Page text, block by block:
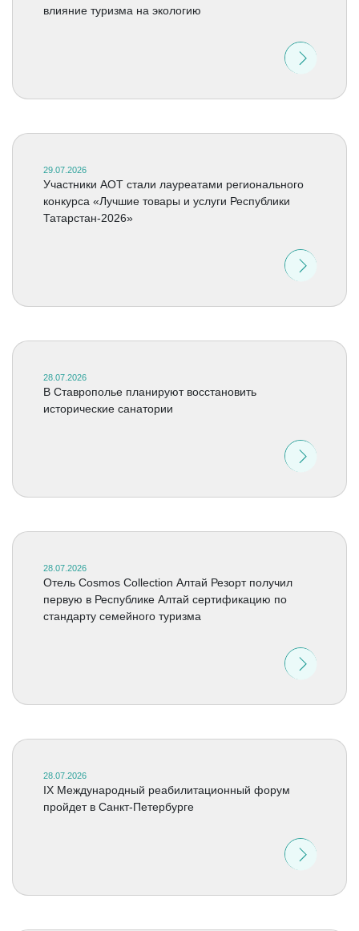
влияние туризма на экологию
29.07.2026
Участники АОТ стали лауреатами регионального
конкурса «Лучшие товары и услуги Республики
Татарстан-2026»
28.07.2026
В Ставрополье планируют восстановить
исторические санатории
28.07.2026
Отель Cosmos Collection Алтай Резорт получил
первую в Республике Алтай сертификацию по
стандарту семейного туризма
28.07.2026
IX Международный реабилитационный форум
пройдет в Санкт-Петербурге